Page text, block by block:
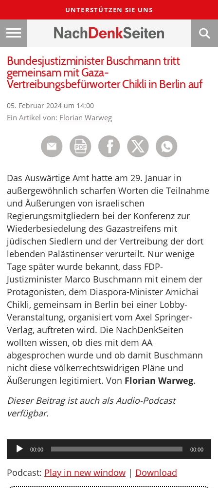
UNTERSTÜTZEN SIE UNS
Bundesjustizminister Buschmann tritt
gemeinsam mit Gaza-
Vertreibungsbefürworter Chikli in Berlin auf
05. Februar 2024 um 14:00
Ein Artikel von: Florian Warweg
Das Auswärtige Amt hatte am 29. Januar in
außergewöhnlich scharfen Worten die Teilnahme
und Äußerungen von israelischen
Regierungsmitgliedern bei der Konferenz zur
Wiederbesiedelung des Gazastreifens mit
jüdischen Siedlern und der Vertreibung der dort
lebenden Palästinenser verurteilt. Nur wenige
Tage später wurde bekannt, dass FDP-
Justizminister Marco Buschmann mit einem der
Protagonisten, dem Diaspora-Minister Amichai
Chikli, gemeinsam in Berlin bei einer Lobby-
Veranstaltung, organisiert vom Axel Springer-
Verlag, auftreten wird. Die NachDenkSeiten
wollten wissen, ob dies mit dem AA
abgesprochen wurde und ob damit Buschmann
nicht diese völkerrechtswidrigen Pläne und
Äußerungen legitimiert. Von Florian Warweg.
Dieser Beitrag ist auch als Audio-Podcast
verfügbar.
Audio-
Player
00:00 00:00
Podcast: Play in new window | Download